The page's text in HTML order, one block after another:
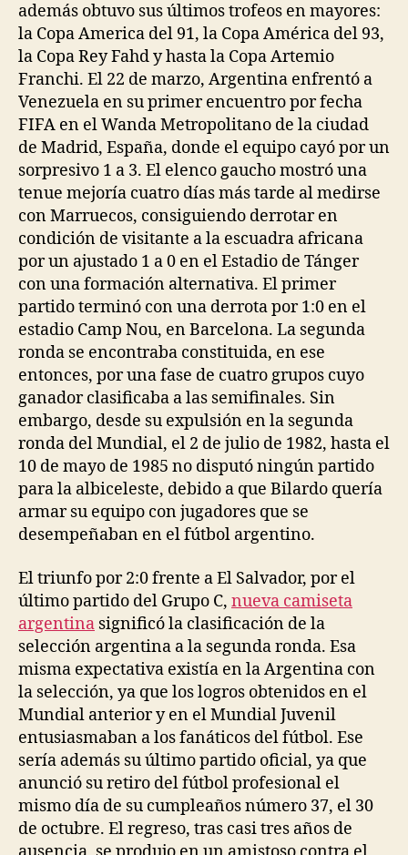
además obtuvo sus últimos trofeos en mayores:
la Copa America del 91, la Copa América del 93,
la Copa Rey Fahd y hasta la Copa Artemio
Franchi. El 22 de marzo, Argentina enfrentó a
Venezuela en su primer encuentro por fecha
FIFA en el Wanda Metropolitano de la ciudad
de Madrid, España, donde el equipo cayó por un
sorpresivo 1 a 3. El elenco gaucho mostró una
tenue mejoría cuatro días más tarde al medirse
con Marruecos, consiguiendo derrotar en
condición de visitante a la escuadra africana
por un ajustado 1 a 0 en el Estadio de Tánger
con una formación alternativa. El primer
partido terminó con una derrota por 1:0 en el
estadio Camp Nou, en Barcelona. La segunda
ronda se encontraba constituida, en ese
entonces, por una fase de cuatro grupos cuyo
ganador clasificaba a las semifinales. Sin
embargo, desde su expulsión en la segunda
ronda del Mundial, el 2 de julio de 1982, hasta el
10 de mayo de 1985 no disputó ningún partido
para la albiceleste, debido a que Bilardo quería
armar su equipo con jugadores que se
desempeñaban en el fútbol argentino.
El triunfo por 2:0 frente a El Salvador, por el
último partido del Grupo C, nueva camiseta
argentina significó la clasificación de la
selección argentina a la segunda ronda. Esa
misma expectativa existía en la Argentina con
la selección, ya que los logros obtenidos en el
Mundial anterior y en el Mundial Juvenil
entusiasmaban a los fanáticos del fútbol. Ese
sería además su último partido oficial, ya que
anunció su retiro del fútbol profesional el
mismo día de su cumpleaños número 37, el 30
de octubre. El regreso, tras casi tres años de